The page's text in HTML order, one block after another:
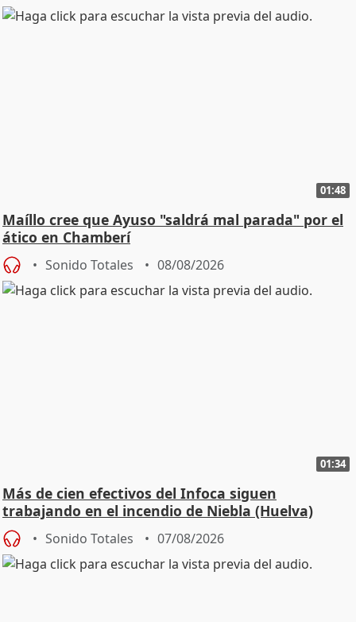
01:48
Maíllo cree que Ayuso "saldrá mal parada" por el
ático en Chamberí
Sonido Totales 08/08/2026
01:34
Más de cien efectivos del Infoca siguen
trabajando en el incendio de Niebla (Huelva)
Sonido Totales 07/08/2026